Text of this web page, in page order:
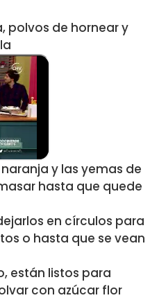
polvos de hornear y
y las yemas de
hasta que quede
en círculos para
o hasta que se vean
están listos para
con azúcar flor